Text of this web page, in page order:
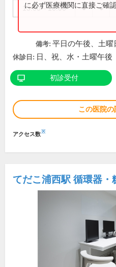
13:00～16:00 ● ●
に必ず医療機関に直接ご確
備考: 平日の午後、土曜
休診日: 日、祝、水・土曜午後
初診受付
この医院の
アクセス数※
てだこ浦西駅 循環器・